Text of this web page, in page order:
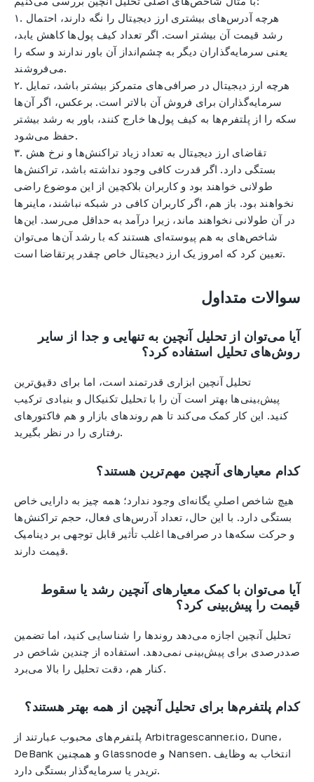
۱. هرچه آدرس‌های بیشتری ارز دیجیتال را نگه دارند، احتمال
رشد قیمت آن بیشتر است. اگر تعداد کیف پول‌ها کاهش یابد،
یعنی سرمایه‌گذاران دیگر به چشم‌انداز آن باور ندارند و سکه را
می‌فروشند.
۲. هرچه ارز دیجیتال در صرافی‌های متمرکز بیشتر باشد، تمایل
سرمایه‌گذاران برای فروش آن بالاتر است. برعکس، اگر آن‌ها
سکه را از پلتفرم‌ها به کیف پول‌ها خارج کنند، باور به رشد بیشتر
حفظ می‌شود.
۳. تقاضای ارز دیجیتال به تعداد زیاد تراکنش‌ها و نرخ هش
بستگی دارد. اگر قدرت کافی وجود نداشته باشد، تراکنش‌ها
طولانی خواهند بود و کاربران بلاکچین از این موضوع راضی
نخواهند بود. باز هم، اگر کاربران کافی در شبکه نباشند، ماینرها
در آن طولانی نخواهند ماند، زیرا درآمد به حداقل می‌رسد. این‌ها
شاخص‌های به هم پیوسته‌ای هستند که با رشد آن‌ها می‌توان
تعیین کرد که امروز یک ارز دیجیتال خاص چقدر پرتقاضا است.
سوالات متداول
آیا می‌توان از تحلیل آنچین به تنهایی و جدا از سایر
روش‌های تحلیل استفاده کرد؟
تحلیل آنچین ابزاری قدرتمند است، اما برای دقیق‌ترین
پیش‌بینی‌ها بهتر است آن را با تحلیل تکنیکال و بنیادی ترکیب
کنید. این کار کمک می‌کند تا هم روندهای بازار و هم فاکتورهای
رفتاری را در نظر بگیرید.
کدام معیارهای آنچین مهم‌ترین هستند؟
هیچ شاخص اصلیِ یگانه‌ای وجود ندارد؛ همه چیز به دارایی خاص
بستگی دارد. با این حال، تعداد آدرس‌های فعال، حجم تراکنش‌ها
و حرکت سکه‌ها در صرافی‌ها اغلب تأثیر قابل توجهی بر دینامیک
قیمت دارند.
آیا می‌توان با کمک معیارهای آنچین رشد یا سقوط
قیمت را پیش‌بینی کرد؟
تحلیل آنچین اجازه می‌دهد روندها را شناسایی کنید، اما تضمین
صددرصدی برای پیش‌بینی نمی‌دهد. استفاده از چندین شاخص در
کنار هم، دقت تحلیل را بالا می‌برد.
کدام پلتفرم‌ها برای تحلیل آنچین از همه بهتر هستند؟
پلتفرم‌های محبوب عبارتند از Arbitragescanner.io، Dune،
DeBank و همچنین Glassnode و Nansen. انتخاب به وظایف
تریدر یا سرمایه‌گذار بستگی دارد.